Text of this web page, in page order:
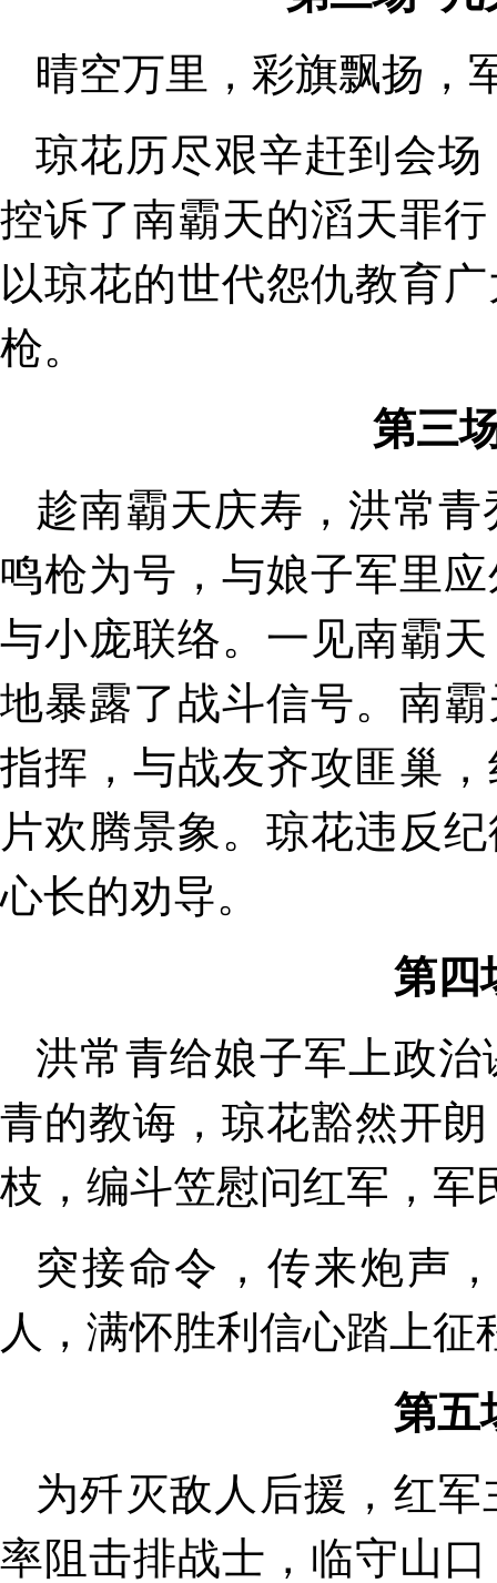
晴空万里，彩旗飘扬，
琼花历尽艰辛赶到会
控诉了南霸天的滔天罪
以琼花的世代怨仇教育
枪。
第三
趁南霸天庆寿，洪常
鸣枪为号，与娘子军里
与小庞联络。一见南霸
地暴露了战斗信号。南
指挥，与战友齐攻匪巢
片欢腾景象。琼花违反
心长的劝导。
第
洪常青给娘子军上政
青的教诲，琼花豁然开
枝，编斗笠慰问红军，军
突接命令，传来炮声
人，满怀胜利信心踏上征
第
为歼灭敌人后援，红
率阻击排战士，临守山